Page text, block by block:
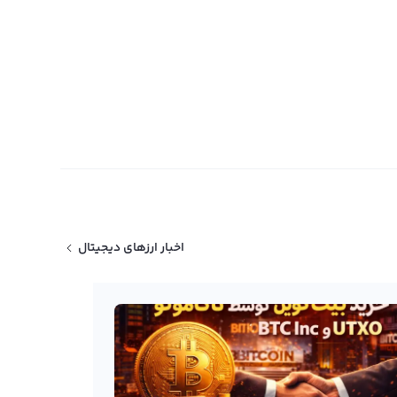
اخبار ارزهای دیجیتال